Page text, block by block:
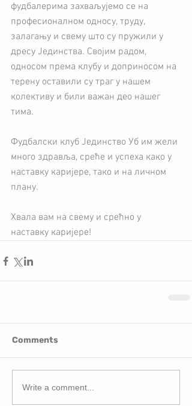
фудбалерима захваљујемо се на
професионалном односу, труду,
залагању и свему што су пружили у
дресу Јединства. Својим радом,
односом према клубу и доприносом на
терену оставили су траг у нашем
колективу и били важан део нашег
тима.
Фудбалски клуб Јединство Уб им жели
много здравља, среће и успеха како у
наставку каријере, тако и на личном
плану.
Хвала вам на свему и срећно у
наставку каријере!
Comments
Write a comment...